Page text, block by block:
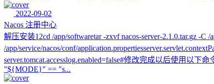
2022-09-02
Nacos 注册中心
解压安装12cd /app/softwaretar -zxvf nacos-server-2.1.0.tar.gz -C
/app/service/nacos/conf/
server.tomcat.accesslog.enabled=false#修改完成以后使用以下
"${MODE}" == "s...